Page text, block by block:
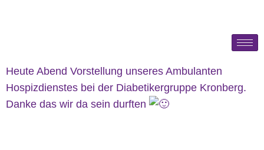
Heute Abend Vorstellung unseres Ambulanten
Hospizdienstes bei der Diabetikergruppe Kronberg.
Danke das wir da sein durften